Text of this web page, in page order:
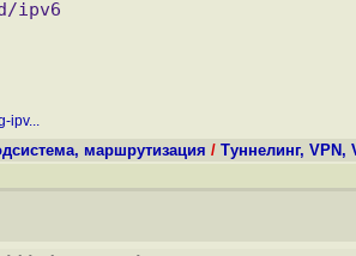
ipv...
маршрутизация / Туннелинг, VPN,